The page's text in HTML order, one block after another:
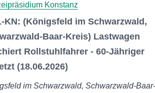
Konstanz
KN: (Königsfeld im Schwarzwald,
Baar-Kreis) Lastwagen
Rollstuhlfahrer - 60-Jähriger
(18.06.2026)
im Schwarzwald, Schwarzwald-Baar-